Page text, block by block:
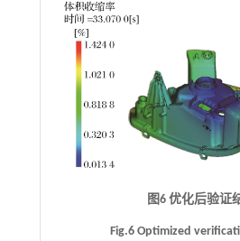
图6 优化后验证
Fig.6 Optimized